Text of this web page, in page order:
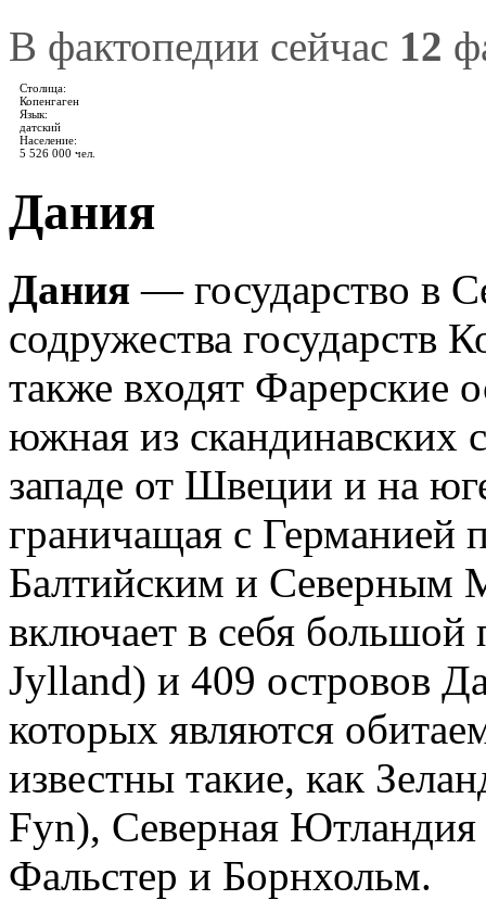
В фактопедии сейчас 12
Столица:
Копенгаген
Язык:
датский
Население:
5 526 000 чел.
Дания
Дания — государство в
содружества государств
также входят Фарерские
южная из скандинавских
западе от Швеции и на
граничащая с Германией
Балтийским и Северным
включает в себя
Jylland) и 409 островов
которых являются
известны такие, как
Fyn), Северная Ютландия
Фальстер и Борнхольм.